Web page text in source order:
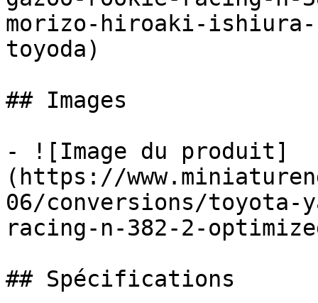
morizo-hiroaki-ishiura-
toyoda)
## Images
- ![Image du produit]
(https://
06/conversions/toyota-
racing-n-382-2-
## Spécifications